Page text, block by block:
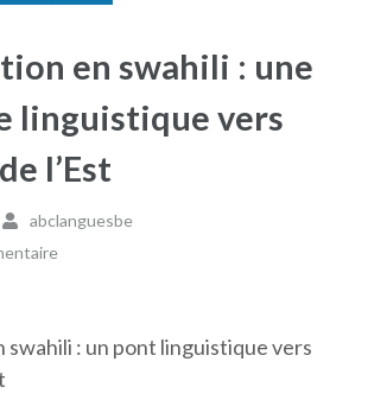
en swahili : une
linguistique vers
l’Est
abclanguesbe
swahili : un pont linguistique vers